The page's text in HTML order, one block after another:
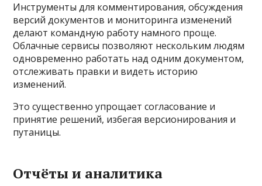
Инструменты для комментирования, обсуждения
версий документов и мониторинга изменений
делают командную работу намного проще.
Облачные сервисы позволяют нескольким людям
одновременно работать над одним документом,
отслеживать правки и видеть историю
изменений.
Это существенно упрощает согласование и
принятие решений, избегая версионирования и
путаницы.
Отчёты и аналитика